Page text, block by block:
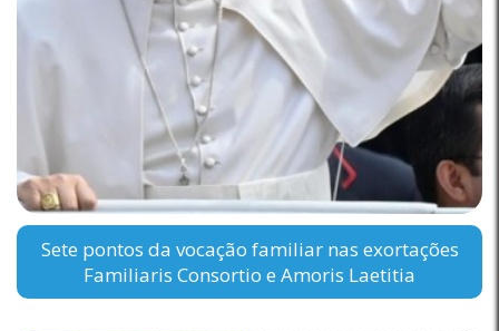
Sete pontos da vocação familiar nas exortações
Familiaris Consortio e Amoris Laetitia